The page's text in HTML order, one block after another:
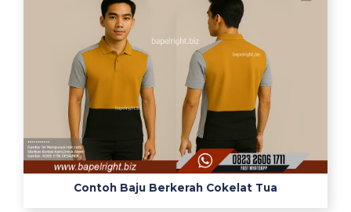
Contoh Baju Berkerah Cokelat Tua